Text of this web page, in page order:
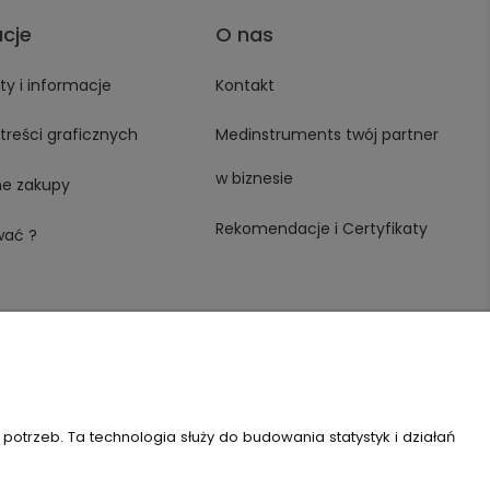
i informacje
graficznych
zakupy
?
O nas
Kontakt
Medinstruments twój partner
w biznesie
Rekomendacje i Certyfikaty
Ta technologia służy do budowania statystyk i działań